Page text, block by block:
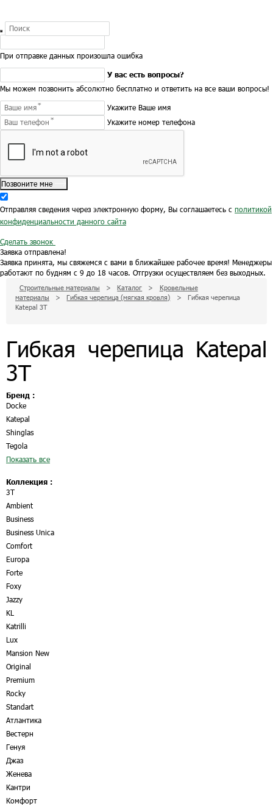
При отправке данных произошла ошибка
У вас есть вопросы?
Мы можем позвонить абсолютно бесплатно и ответить на все ваши вопросы!
Укажите Ваше имя
Укажите номер телефона
Позвоните мне
Отправляя сведения через электронную форму, Вы соглашаетесь с политикой
конфиденциальности данного сайта
Сделать звонок
Заявка отправлена!
Заявка принята, мы свяжемся с вами в ближайшее рабочее время! Менеджеры
работают по будням с 9 до 18 часов. Отгрузки осуществляем без выходных.
Строительные материалы > Каталог >
Кровельные
материалы
> Гибкая черепица (мягкая кровля) >
Гибкая черепица
Katepal 3T
Гибкая черепица Katepal
3T
Бренд :
Docke
Katepal
Shinglas
Tegola
Показать все
Коллекция :
3Т
Ambient
Business
Business Unica
Comfort
Europa
Forte
Foxy
Jazzy
KL
Katrilli
Lux
Mansion New
Original
Premium
Rocky
Standart
Атлантика
Вестерн
Генуя
Джаз
Женева
Кантри
Комфорт